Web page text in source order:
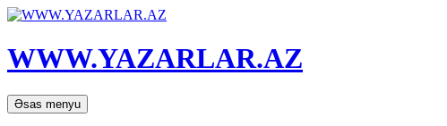
WWW.YAZARLAR.AZ
Axtar
Əsas menyu Mühtəviyyata
keç